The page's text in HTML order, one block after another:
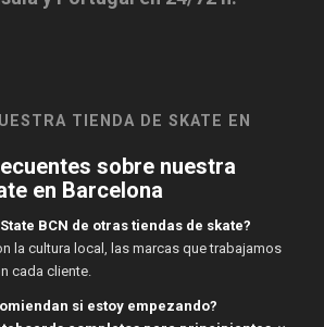
TIENDA DE SKATE EN
sobre nuestra
en Barcelona
BCN de otras tiendas de skate?
la cultura local, las marcas que trabajamos
cada cliente.
si estoy empezando?